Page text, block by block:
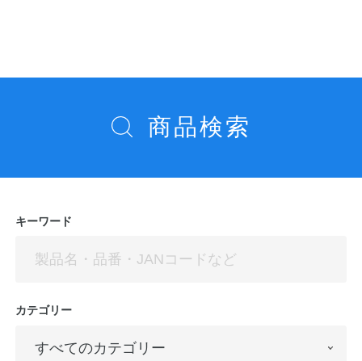
SDGsと未来
商品検索
キーワード
カテゴリー